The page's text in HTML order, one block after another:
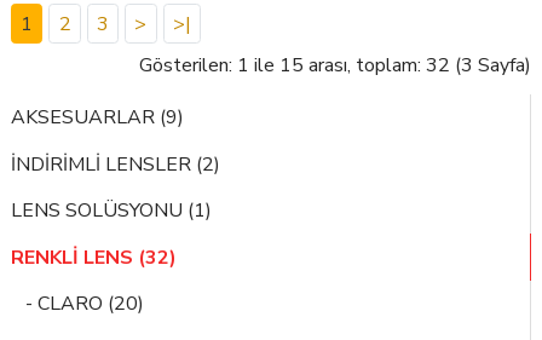
AKSESUARLAR (9)
İNDİRİMLİ LENSLER (2)
LENS SOLÜSYONU (1)
RENKLİ LENS (32)
- CLARO (20)
1 2 3 >
>|
Gösterilen: 1 ile 15 arası, toplam: 32 (3 Sayfa)